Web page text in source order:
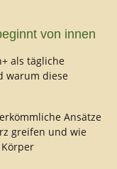
von innen
als tägliche
warum diese
Ansätze
greifen und wie